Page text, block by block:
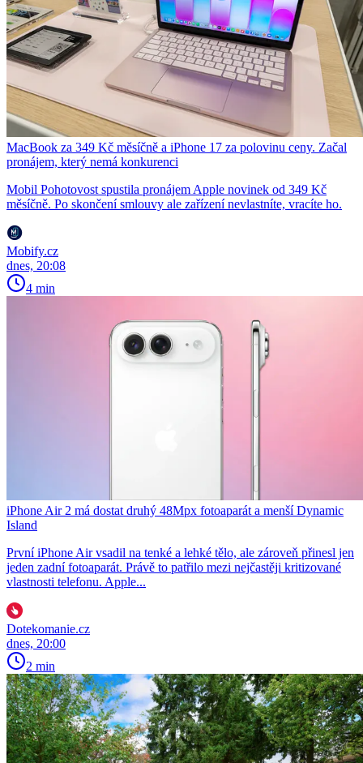
MacBook za 349 Kč měsíčně a iPhone 17 za polovinu ceny. Začal
pronájem, který nemá konkurenci
Mobil Pohotovost spustila pronájem Apple novinek od 349 Kč
měsíčně. Po skončení smlouvy ale zařízení nevlastníte, vracíte ho.
Mobify.cz
dnes, 20:08
4 min
iPhone Air 2 má dostat druhý 48Mpx fotoaparát a menší Dynamic
Island
První iPhone Air vsadil na tenké a lehké tělo, ale zároveň přinesl jen
jeden zadní fotoaparát. Právě to patřilo mezi nejčastěji kritizované
vlastnosti telefonu. Apple...
Dotekomanie.cz
dnes, 20:00
2 min